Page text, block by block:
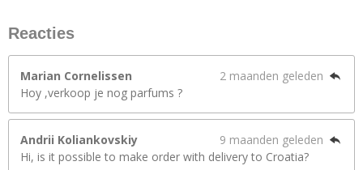
Reacties
Marian Cornelissen
2 maanden geleden
Hoy ,verkoop je nog parfums ?
Andrii Koliankovskiy
9 maanden geleden
Hi, is it possible to make order with delivery to Croatia?